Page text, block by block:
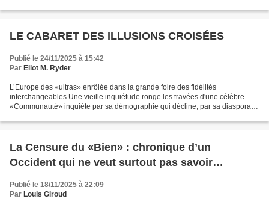
LE CABARET DES ILLUSIONS CROISÉES
Publié le 24/11/2025 à 15:42
Par Eliot M. Ryder
L’Europe des «ultras» enrôlée dans la grande foire des fidélités
interchangeables Une vieille inquiétude ronge les travées d'une célèbre
«Communauté» inquiète par sa démographie qui décline, par sa diaspora
La Censure du «Bien» : chronique d’un
Occident qui ne veut surtout pas savoir…
Publié le 18/11/2025 à 22:09
Par Louis Giroud